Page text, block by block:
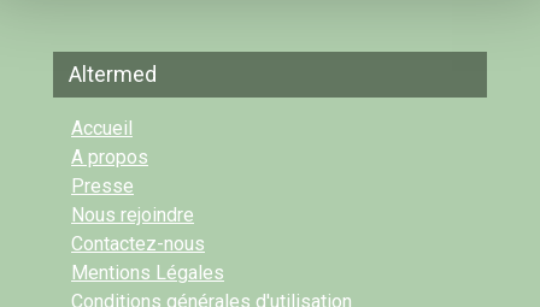
Altermed
Accueil
A propos
Presse
Nous rejoindre
Contactez-nous
Mentions Légales
Conditions générales d'utilisation